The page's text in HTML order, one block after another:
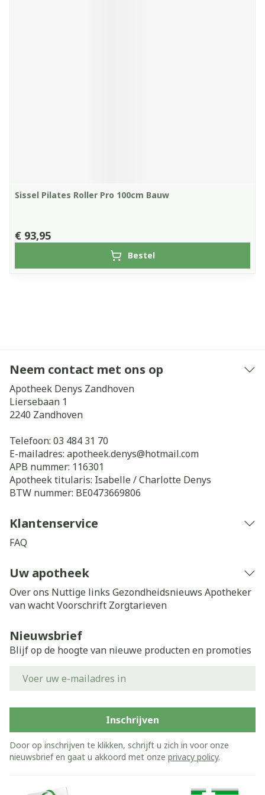
Sissel Pilates Roller Pro 100cm Bauw
€ 93,95
Bestel
Neem contact met ons op
Apotheek Denys Zandhoven
Liersebaan 1
2240 Zandhoven
Telefoon: 03 484 31 70
E-mailadres: apotheek.denys@hotmail.com
APB nummer: 116301
Apotheek titularis: Isabelle / Charlotte Denys
BTW nummer: BE0473669806
Klantenservice
FAQ
Uw apotheek
Over ons Nuttige links Gezondheidsnieuws Apotheker
van wachtVoorschrift Zorgtarieven
Nieuwsbrief
Blijf op de hoogte van nieuwe producten en promoties
Inschrijven
Door op inschrijven te klikken, schrijft u zich in voor onze
nieuwsbrief en gaat u akkoord met onze privacy policy.